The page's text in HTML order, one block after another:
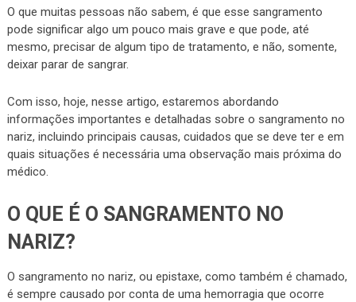
O que muitas pessoas não sabem, é que esse sangramento
pode significar algo um pouco mais grave e que pode, até
mesmo, precisar de algum tipo de tratamento, e não, somente,
deixar parar de sangrar.
Com isso, hoje, nesse artigo, estaremos abordando
informações importantes e detalhadas sobre o sangramento no
nariz, incluindo principais causas, cuidados que se deve ter e em
quais situações é necessária uma observação mais próxima do
médico.
O QUE É O SANGRAMENTO NO
NARIZ?
O sangramento no nariz, ou epistaxe, como também é chamado,
é sempre causado por conta de uma hemorragia que ocorre